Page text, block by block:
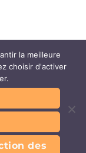
du service
la meilleure
choisir d'activer
des